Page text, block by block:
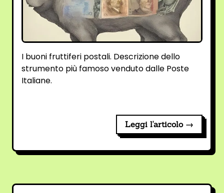
I buoni fruttiferi postali. Descrizione dello
strumento più famoso venduto dalle Poste
Italiane.
Leggi l'articolo →